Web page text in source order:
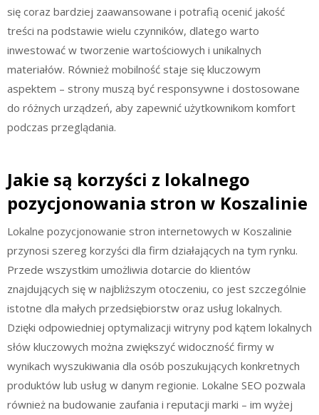
się coraz bardziej zaawansowane i potrafią ocenić jakość
treści na podstawie wielu czynników, dlatego warto
inwestować w tworzenie wartościowych i unikalnych
materiałów. Również mobilność staje się kluczowym
aspektem – strony muszą być responsywne i dostosowane
do różnych urządzeń, aby zapewnić użytkownikom komfort
podczas przeglądania.
Jakie są korzyści z lokalnego
pozycjonowania stron w Koszalinie
Lokalne pozycjonowanie stron internetowych w Koszalinie
przynosi szereg korzyści dla firm działających na tym rynku.
Przede wszystkim umożliwia dotarcie do klientów
znajdujących się w najbliższym otoczeniu, co jest szczególnie
istotne dla małych przedsiębiorstw oraz usług lokalnych.
Dzięki odpowiedniej optymalizacji witryny pod kątem lokalnych
słów kluczowych można zwiększyć widoczność firmy w
wynikach wyszukiwania dla osób poszukujących konkretnych
produktów lub usług w danym regionie. Lokalne SEO pozwala
również na budowanie zaufania i reputacji marki – im wyżej